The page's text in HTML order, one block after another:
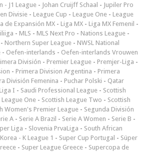
- J1 League - Johan Cruijff Schaal - Jupiler Pro
Divisie - League Cup - League One - League
de Expansión MX - Liga MX - Liga MX Femenil -
- MLS - MLS Next Pro - Nations League -
- Northern Super League - NWSL National
- Oefen-interlands - Oefen-interlands Vrouwen
División - Premier League - Premjer-Liga -
- Primera Division Argentina - Primera
División Femenina - Puchar Polski - Qatar
I - Saudi Professional League - Scottish
One - Scottish League Two - Scottish
Women's Premier League - Segunda División
A - Serie A Brazil - Serie A Women - Serie B -
Liga - Slovenia PrvaLiga - South African
- K League 1 - Super Cup Portugal - Süper
- Super League Greece - Supercopa de